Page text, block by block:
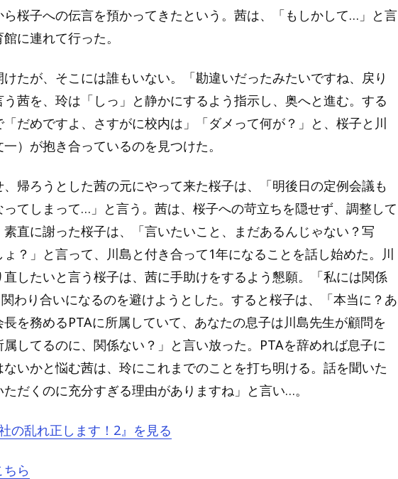
ら桜子への伝言を預かってきたという。茜は、「もしかして…」と言
に連れて行った。
たが、そこには誰もいない。「勘違いだったみたいですね、戻り
う茜を、玲は「しっ」と静かにするよう指示し、奥へと進む。する
「だめですよ、さすがに校内は」「ダメって何が？」と、桜子と川
）が抱き合っているのを見つけた。
帰ろうとした茜の元にやって来た桜子は、「明後日の定例会議も
てしまって…」と言う。茜は、桜子への苛立ちを隠せず、調整して
直に謝った桜子は、「言いたいこと、まだあるんじゃない？写
？」と言って、川島と付き合って1年になることを話し始めた。川
したいと言う桜子は、茜に手助けをするよう懇願。「私には関係
わり合いになるのを避けようとした。すると桜子は、「本当に？あ
を務めるPTAに所属していて、あなたの息子は川島先生が顧問を
してるのに、関係ない？」と言い放った。PTAを辞めれば息子に
いかと悩む茜は、玲にこれまでのことを打ち明ける。話を聞いた
だくのに充分すぎる理由がありますね」と言い…。
の乱れ正します！2』を見る
ら